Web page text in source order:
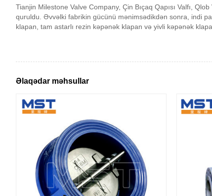
Tianjin Milestone Valve Company, Çin Bıçaq Qapısı Valfı,
quruldu. Əvvəlki fabrikin gücünü mənimsədikdən sonra, indi
klapan, tam astarlı rezin kəpənək klapan və yivli kəpənək
Əlaqədar məhsullar